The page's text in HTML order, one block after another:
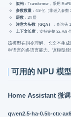
架构：Transformer，采用
参数数量：4.9 亿（非嵌入参数
层数：24 层
注意力头数（GQA）
：查询头
上下文长度：支持完整 32,768
该模型在指令理解、长文本生
种语言的多语言能力。该模型
可用的 NPU 模型
Home Assistant 微调
qwen2.5-ha-0.5b-ctx-